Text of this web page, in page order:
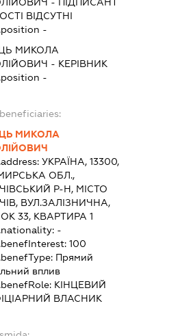
ВІДСУТНІ
-
МИКОЛА
- КЕРІВНИК
-
МИКОЛА
УКРАЇНА, 13300,
ОБЛ.,
Р-Н, МІСТО
ВУЛ.ЗАЛІЗНИЧНА,
33, КВАРТИРА 1
-
100
Прямий
вплив
КІНЦЕВИЙ
ВЛАСНИК